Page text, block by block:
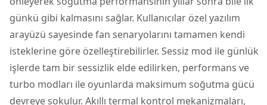
günkü gibi kalmasını sağlar. Kullanıcılar özel yazılım
arayüzü sayesinde fan senaryolarını tamamen kendi
isteklerine göre özelleştirebilirler. Sessiz mod ile günlük
işlerde tam bir sessizlik elde edilirken, performans ve
turbo modları ile oyunlarda maksimum soğutma gücü
devreye sokulur. Akıllı termal kontrol mekanizmaları,